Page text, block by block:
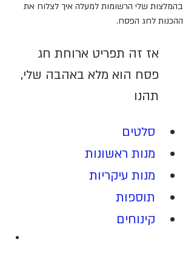
בהמלצות שלי הרשומות למעלה איך לצלוח את
ההכנות לחג הפסח.
אז זה תפריט ארוחת חג
פסח הוא מלא באהבה שלי,
תהנו
סלטים
מנות ראשונות
מנות עיקריות
תוספות
קינוחים